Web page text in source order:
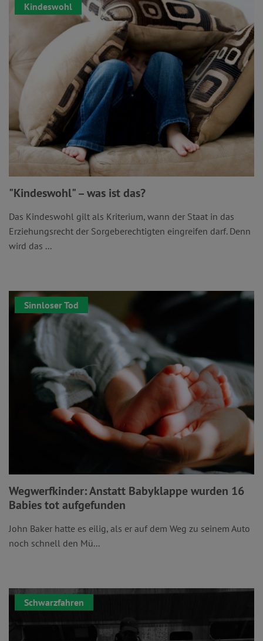
Kindeswohl
"Kindeswohl" – was ist das?
Das Kindeswohl gilt als Kriterium, wann der Staat in das
Erziehungsrecht der Sorgeberechtigten eingreifen darf. Denn
wird das ...
Sinnloser Tod
Wegwerfkinder: Anstatt Babyklappe wurden 16
Babies tot aufgefunden
John Baker hatte es eilig, als er auf dem Weg zu seinem Auto
noch schnell den Mü...
Schwarzfahren